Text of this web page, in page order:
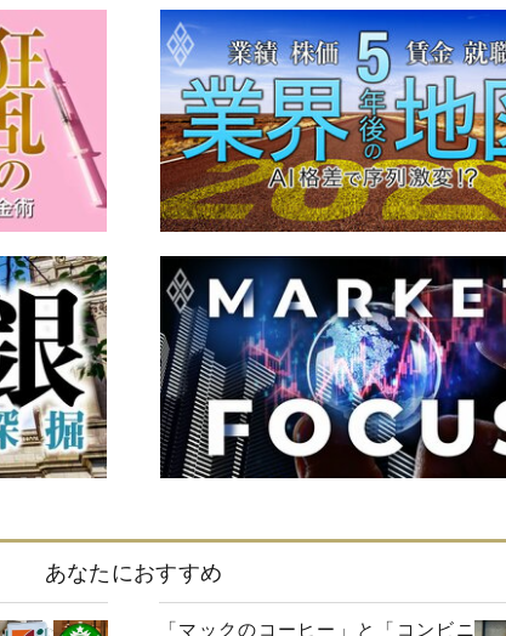
あなたにおすすめ
「マックのコーヒー」と「コンビニ